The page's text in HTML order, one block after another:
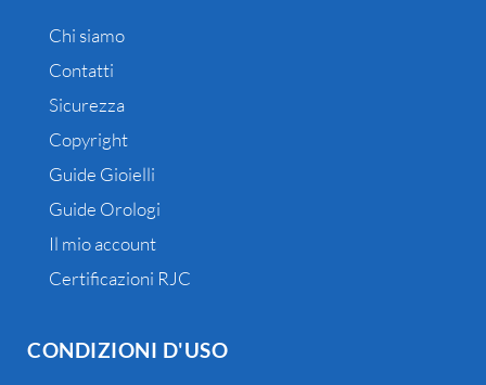
Chi siamo
Contatti
Sicurezza
Copyright
Guide Gioielli
Guide Orologi
Il mio account
Certificazioni RJC
CONDIZIONI D'USO